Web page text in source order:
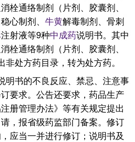
栓通络制剂（片剂、胶囊剂、
心制剂、 牛黄解毒制剂、骨刺
注射液等9种中成药说明书。其中
栓通络制剂（片剂、胶囊剂、
处方药目录，转为处方药。
明书的不良反应、禁忌、注意事
要求。公告还要求，药品生产
册管理办法》等有关规定提出
，报省级药监部门备案。修订
应当一并进行修订；说明书及